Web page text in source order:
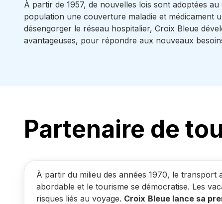
À partir de 1957, de nouvelles lois sont adoptées
population une couverture maladie et médicament
désengorger le réseau hospitalier, Croix Bleue
avantageuses, pour répondre aux nouveaux
Partenaire de
À partir du milieu des années 1970, le transport
abordable et le tourisme se démocratise. Les
risques liés au voyage. Croix Bleue lance sa